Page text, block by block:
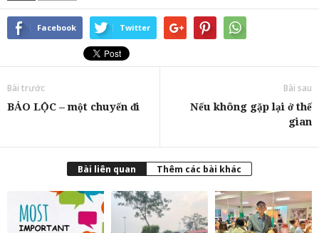
Facebook Twitter
Bài trước
BẢO LỘC – một chuyến đi
Bài sau
Nếu không gặp lại ở thế
gian
Bài liên quan Thêm các bài khác